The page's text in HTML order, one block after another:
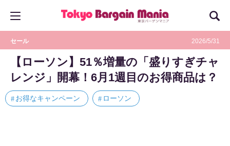
セール 2026/5/31
【ローソン】51％増量の「盛りすぎチャ
レンジ」開幕！6月1週目のお得商品は？
お得なキャンペーン ローソン